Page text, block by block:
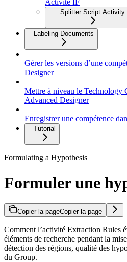
Activité IF
Splitter Script Activity
Labeling Documents
Gérer les versions d’une
Designer
Mettre à niveau le Technology
Advanced Designer
Enregistrer une compétence
Tutorial
Formulating a Hypothesis
Formuler une
Copier la pageCopier la page
Comment l’activité Extraction Rules
éléments de recherche pendant la
détection des régions, qualité des
du Group.